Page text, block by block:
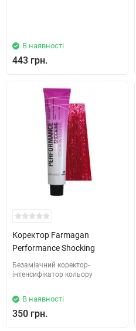
В наявності
443 грн.
Коректор Farmagan
Performance Shocking
Безаміачний коректор-
інтенсифікатор кольору
В наявності
350 грн.